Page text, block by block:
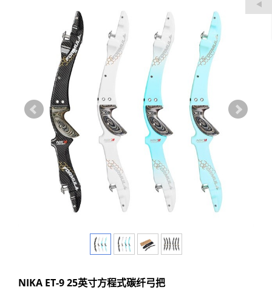
NIKA ET-9 25英寸方程式碳纤弓把